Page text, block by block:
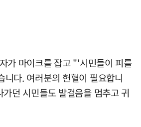
가 마이크를 잡고 "'시민들이 피를
니다. 여러분의 헌혈이 필요합니
던 시민들도 발걸음을 멈추고 귀